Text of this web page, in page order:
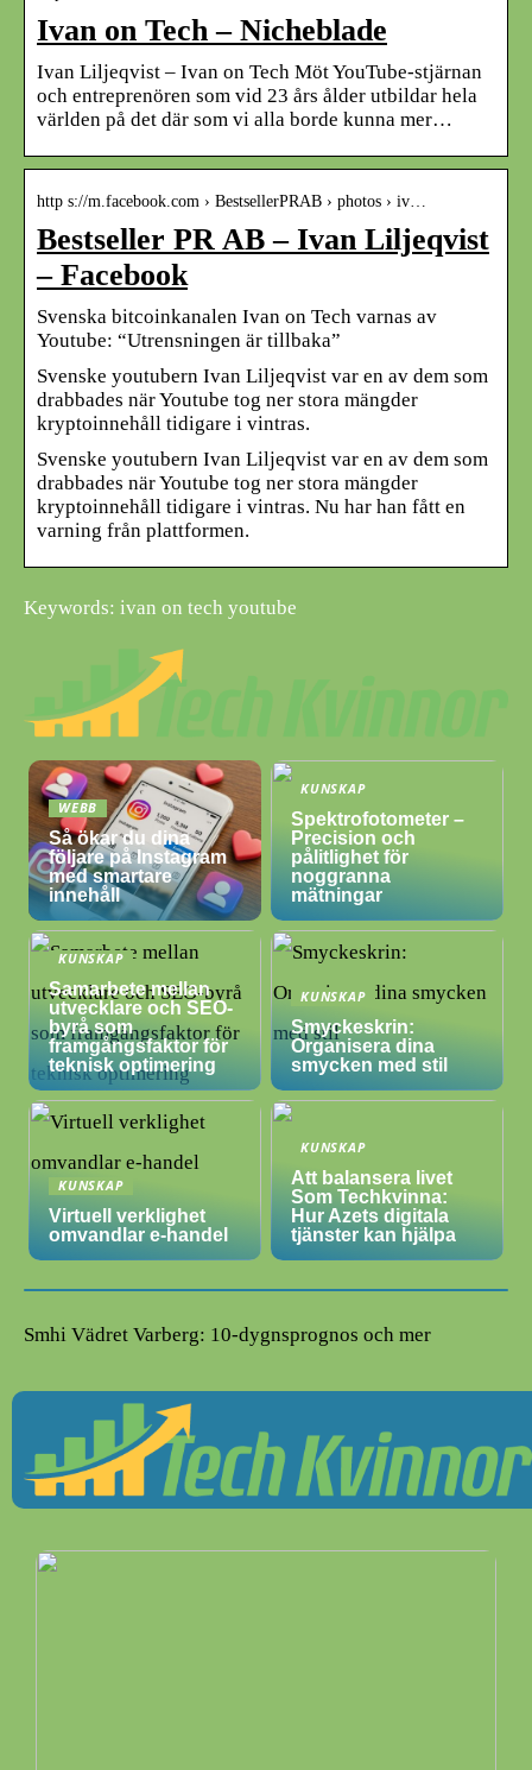
Ivan on Tech – Nicheblade
Ivan Liljeqvist – Ivan on Tech Möt YouTube-stjärnan
och entreprenören som vid 23 års ålder utbildar hela
världen på det där som vi alla borde kunna mer…
http s://m.facebook.com › BestsellerPRAB › photos › iv…
Bestseller PR AB – Ivan Liljeqvist
– Facebook
Svenska bitcoinkanalen Ivan on Tech varnas av
Youtube: “Utrensningen är tillbaka”
Svenske youtubern Ivan Liljeqvist var en av dem som
drabbades när Youtube tog ner stora mängder
kryptoinnehåll tidigare i vintras.
Svenske youtubern Ivan Liljeqvist var en av dem som
drabbades när Youtube tog ner stora mängder
kryptoinnehåll tidigare i vintras. Nu har han fått en
varning från plattformen.
Keywords: ivan on tech youtube
WEBB
Så ökar du dina
följare på Instagram
med smartare
innehåll
KUNSKAP
Spektrofotometer –
Precision och
pålitlighet för
noggranna
mätningar
KUNSKAP
Samarbete mellan
utvecklare och SEO-
byrå som
framgångsfaktor för
teknisk optimering
KUNSKAP
Smyckeskrin:
Organisera dina
smycken med stil
KUNSKAP
Virtuell verklighet
omvandlar e-handel
KUNSKAP
Att balansera livet
Som Techkvinna:
Hur Azets digitala
tjänster kan hjälpa
Smhi Vädret Varberg: 10-dygnsprognos och mer